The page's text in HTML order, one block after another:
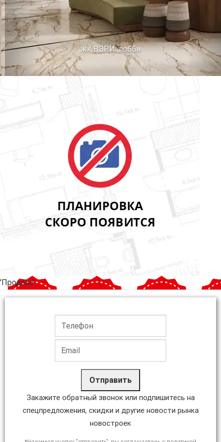
жк ВЭРИ. лобби
'Продана'
Отправить
Закажите обратный звонок или подпишитесь на
спецпредложения, скидки и другие новости рынка
новостроек